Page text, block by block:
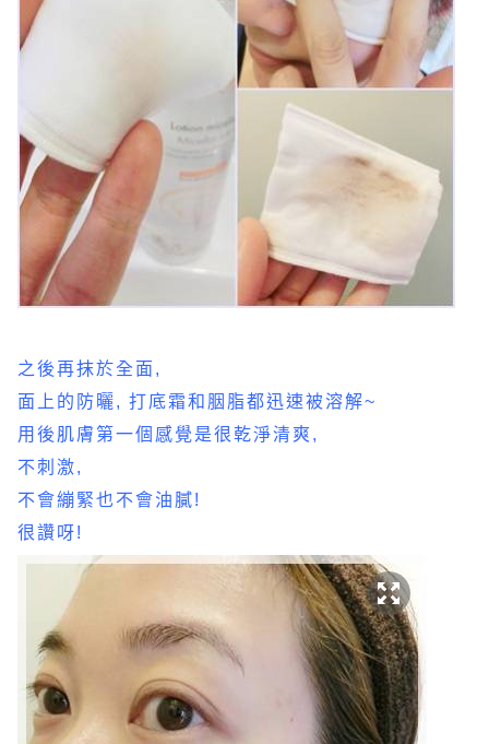
之後再抹於全面,
面上的防曬, 打底霜和胭脂都迅速被溶解~
用後肌膚第一個感覺是很乾淨清爽,
不刺激,
不會繃緊也不會油膩!
很讚呀!